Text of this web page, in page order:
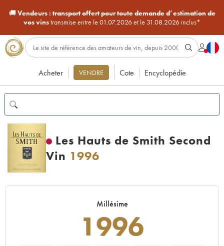
🚚Vendeurs : transport offert pour toute demande d’estimation de
vos vinstransmise entre le 01.07.2026 et le 31.08.2026 inclus*
Acheter VENDRE Cote Encyclopédie
Les Hauts de Smith Second
Vin 1996
Millésime
1996